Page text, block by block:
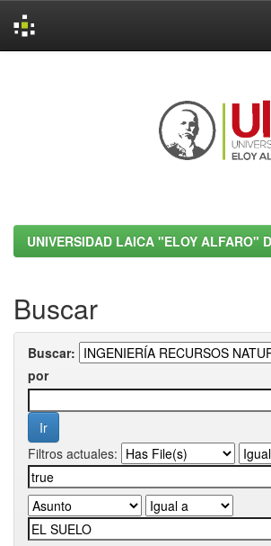
UNIVERSIDAD LAICA "ELOY ALFARO"
Buscar
Buscar:
por
Filtros actuales: